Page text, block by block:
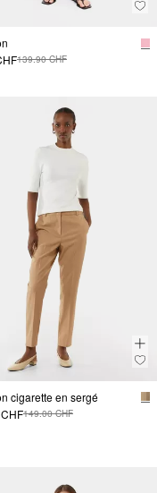
139.90 CHF
cigarette en sergé
149.00 CHF